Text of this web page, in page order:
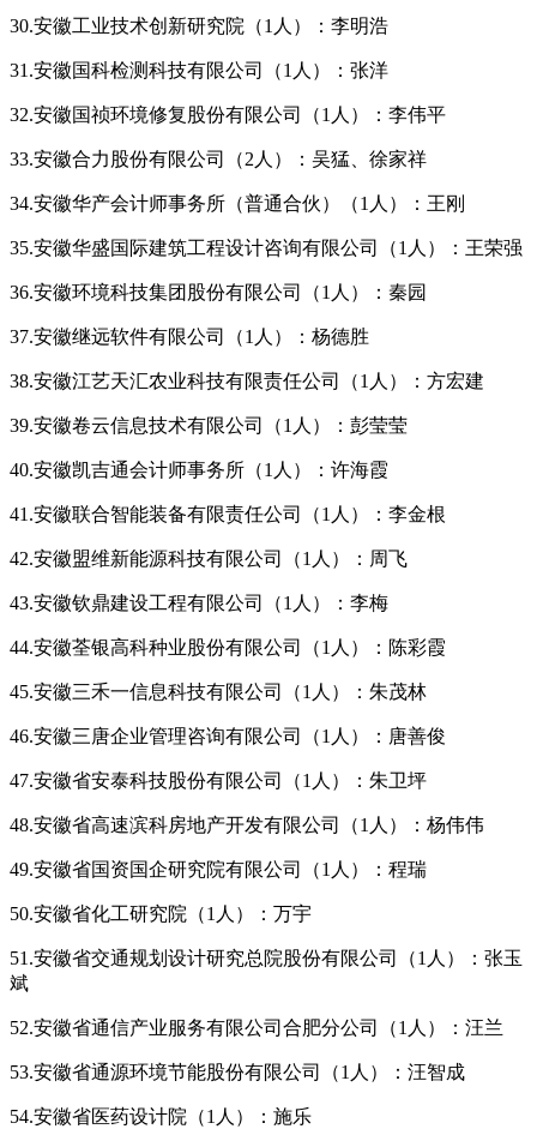
30.安徽工业技术创新研究院（1人）：李明浩
31.安徽国科检测科技有限公司（1人）：张洋
32.安徽国祯环境修复股份有限公司（1人）：李伟平
33.安徽合力股份有限公司（2人）：吴猛、徐家祥
34.安徽华产会计师事务所（普通合伙）（1人）：王刚
35.安徽华盛国际建筑工程设计咨询有限公司（1人）：王荣强
36.安徽环境科技集团股份有限公司（1人）：秦园
37.安徽继远软件有限公司（1人）：杨德胜
38.安徽江艺天汇农业科技有限责任公司（1人）：方宏建
39.安徽卷云信息技术有限公司（1人）：彭莹莹
40.安徽凯吉通会计师事务所（1人）：许海霞
41.安徽联合智能装备有限责任公司（1人）：李金根
42.安徽盟维新能源科技有限公司（1人）：周飞
43.安徽钦鼎建设工程有限公司（1人）：李梅
44.安徽荃银高科种业股份有限公司（1人）：陈彩霞
45.安徽三禾一信息科技有限公司（1人）：朱茂林
46.安徽三唐企业管理咨询有限公司（1人）：唐善俊
47.安徽省安泰科技股份有限公司（1人）：朱卫坪
48.安徽省高速滨科房地产开发有限公司（1人）：杨伟伟
49.安徽省国资国企研究院有限公司（1人）：程瑞
50.安徽省化工研究院（1人）：万宇
51.安徽省交通规划设计研究总院股份有限公司（1人）：张玉
斌
52.安徽省通信产业服务有限公司合肥分公司（1人）：汪兰
53.安徽省通源环境节能股份有限公司（1人）：汪智成
54.安徽省医药设计院（1人）：施乐